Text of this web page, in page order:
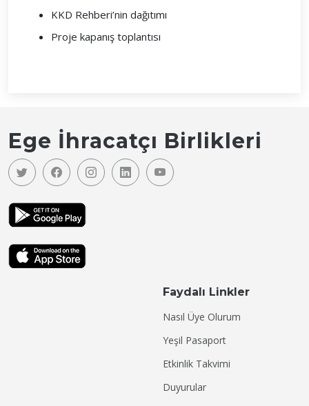
KKD Rehberi’nin dağıtımı
Proje kapanış toplantısı
Ege İhracatçı Birlikleri
Faydalı Linkler
Nasıl Üye Olurum
Yeşil Pasaport
Etkinlik Takvimi
Duyurular